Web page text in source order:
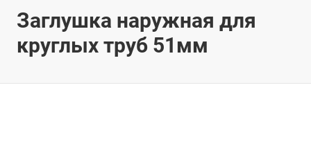
Заглушка наружная для
круглых труб 51мм